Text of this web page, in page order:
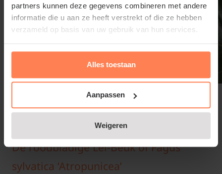
partners kunnen deze gegevens combineren met andere
informatie die u aan ze heeft verstrekt of die ze hebben
verzameld op basis van uw gebruik van hun services.
Alles toestaan
Aanpassen
Weigeren
De roodbladige Lei-Beuk of Fagus
sylvatica ‘Atropunicea’